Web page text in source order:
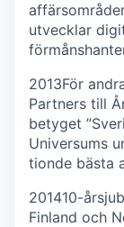
utvecklar
2013För
Partners till
betyget
Universums
tionde bästa
201410-
Finland och